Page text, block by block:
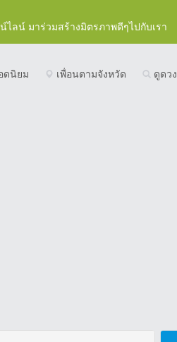
ลน์ มาร่วมสร้างมิตรภาพดีๆไปกับเรา
ดนิยม เพื่อนตามจังหวัด ดูดวง